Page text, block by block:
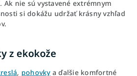
Ak nie sú vystavené extrémnym
si dokážu udržať krásny vzhľad
z ekokože
, pohovkya ďalšie komfortné